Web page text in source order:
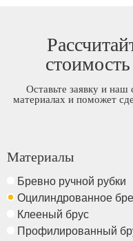
Оставьте заявку и наш
материалах и поможет
Материалы
Бревно ручной рубки
Оцилиндрованное
Клееный брус
Профилированный